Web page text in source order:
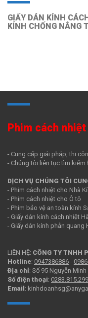
GIẤY DÁN KÍNH
KÍNH CHỐNG NẮNG
Phim cách
- Cung cấp giải pháp, thi
- Chúng tôi liên tục tìm kiếm
DỊCH VỤ CHÚNG TÔI
- Phim cách nhiệt cho Nhà
- Phim cách nhiệt cho Ô tô
- Phim bảo vệ an toàn kính
- Giấy dán kính cách nhiệt
- Giấy dán kính phản quang
LIÊN HỆ: CÔNG TY TNHH
Hotline: 0947386886 -
Địa chỉ: Số 95 Nguyễn Minh
Số điện thoại:
Email :